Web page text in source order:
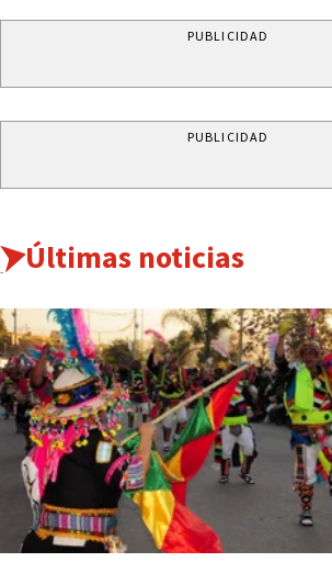
PUBLICIDAD
PUBLICIDAD
Últimas noticias